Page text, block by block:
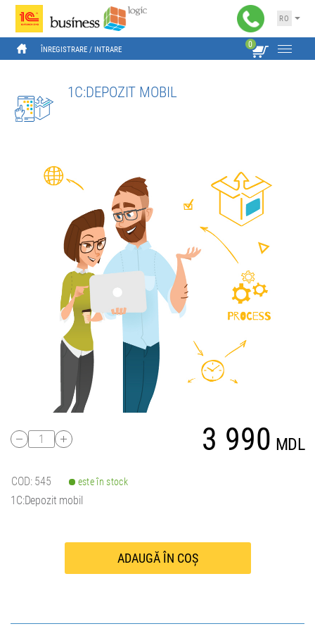
RO
ÎNREGISTRARE / INTRARE
0
1C:DEPOZIT MOBIL
1 3 990 MDL
este în stock
COD: 545
1C:Depozit mobil